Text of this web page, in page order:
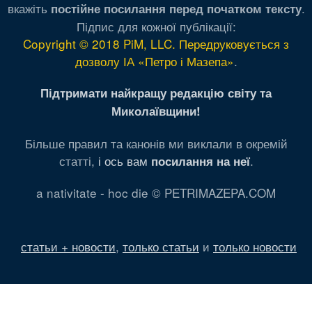
вкажіть постійне посилання перед початком тексту.
Підпис для кожної публікації:
Copyright © 2018 PiM, LLC. Передруковується з
дозволу ІА «Петро і Мазепа».
Підтримати найкращу редакцію світу та
Миколаївщини!
Більше правил та канонів ми виклали в окремій
статті, і ось вам посилання на неї.
a nativitate - hoc die © PETRIMAZEPA.COM
статьи + новости, только статьи и только новости